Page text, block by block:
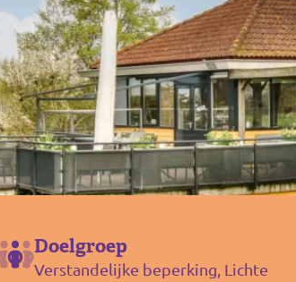
Doelgroep
Verstandelijke beperking, Lichte